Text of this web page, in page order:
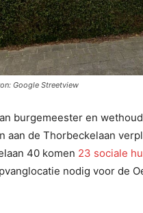
Google Streetview
burgemeester en
aan de Thorbeckelaan
40 komen 23 sociale
nodig voor de